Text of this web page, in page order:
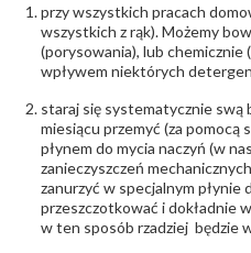
(łącznie)
INNE PARAMETRY
odpowiedzialny:
Opole; NIP
Bezpieczeństwo
- rodzaj
ostrzeżenia:
Nie nadaje się
,Elementy w
przy wszystkich pracach
wszystkich z rąk). Możemy
(porysowania), lub chemicznie
wpływem niektórych
staraj się systematycznie swą
miesiącu przemyć (za pomocą
płynem do mycia naczyń (w
zanieczyszczeń
zanurzyć w specjalnym płynie
przeszczotkować i dokładnie
w ten sposób rzadziej będzie